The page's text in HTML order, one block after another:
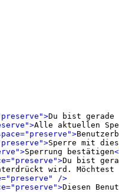
Du bist
Alle aktuellen
Sperre mit
Sperrung bestätigen
Du bist
wird.
/>
Diesen